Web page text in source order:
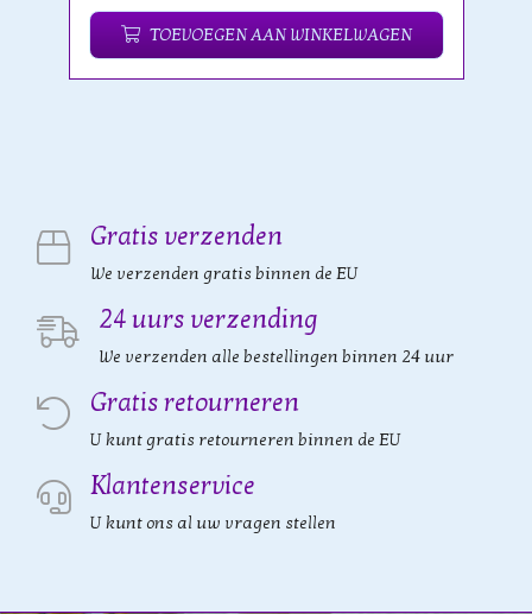
TOEVOEGEN AAN WINKELWAGEN
Gratis verzenden
We verzenden gratis binnen de EU
24 uurs verzending
We verzenden alle bestellingen binnen 24 uur
Gratis retourneren
U kunt gratis retourneren binnen de EU
Klantenservice
U kunt ons al uw vragen stellen